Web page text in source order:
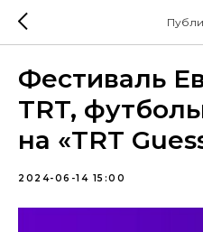
Фестиваль
TRT,
на «TRT
2024-06-14 15:00